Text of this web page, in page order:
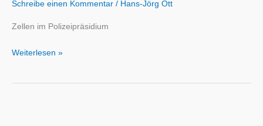
Schreibe einen Kommentar / Hans-Jörg Ott
Zellen im Polizeipräsidium
Polizeipräsidium
Weiterlesen »